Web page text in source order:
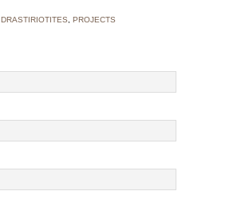
DRASTIRIOTITES PROJECTS